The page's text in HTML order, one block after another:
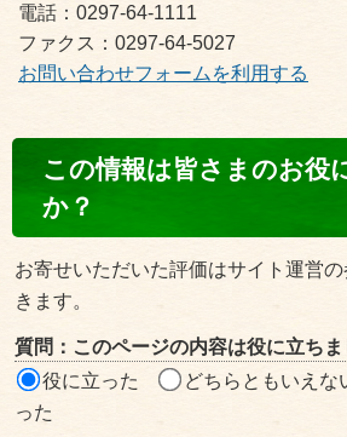
電話：0297-64-1111
ファクス：0297-64-5027
お問い合わせフォームを利用する
ン
ン
ツ
評
価
この情報は皆さまのお役
か？
お寄せいただいた評価はサイト運営
きます。
質問：このページの内容は役に立ちま
役に立った
どちらともいえな
った